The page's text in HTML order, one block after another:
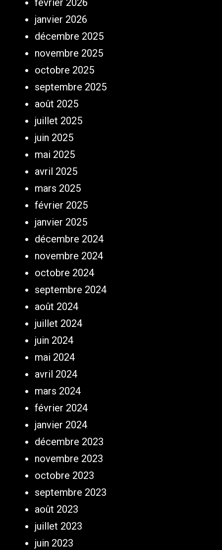
février 2026
janvier 2026
décembre 2025
novembre 2025
octobre 2025
septembre 2025
août 2025
juillet 2025
juin 2025
mai 2025
avril 2025
mars 2025
février 2025
janvier 2025
décembre 2024
novembre 2024
octobre 2024
septembre 2024
août 2024
juillet 2024
juin 2024
mai 2024
avril 2024
mars 2024
février 2024
janvier 2024
décembre 2023
novembre 2023
octobre 2023
septembre 2023
août 2023
juillet 2023
juin 2023